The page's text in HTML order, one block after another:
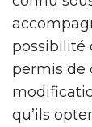
possibilité
permis de
qu’ils